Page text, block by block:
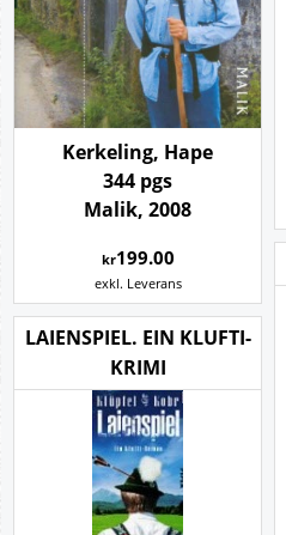
Kerkeling, Hape
344 pgs
Malik, 2008
kr199.00
exkl. Leverans
LAIENSPIEL. EIN KLUFTI-
KRIMI